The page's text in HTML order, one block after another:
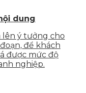
dung
lên ý tưởng cho
để khách
được mức độ
nghiệp.